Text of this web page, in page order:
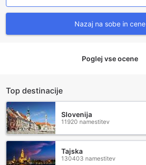
Nazaj na sobe in cene
Poglej vse ocene
Top destinacije
Slovenija
11920 namestitev
Tajska
130403 namestitev